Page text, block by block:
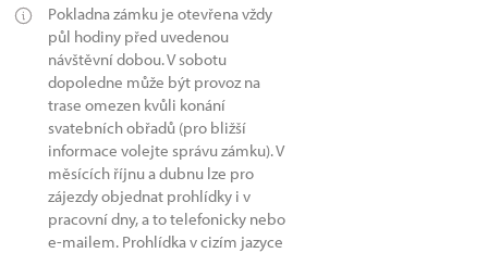
Pokladna zámku je otevřena vždy
půl hodiny před uvedenou
návštěvní dobou. V sobotu
dopoledne může být provoz na
trase omezen kvůli konání
svatebních obřadů (pro bližší
informace volejte správu zámku). V
měsících říjnu a dubnu lze pro
zájezdy objednat prohlídky i v
pracovní dny, a to telefonicky nebo
e-mailem. Prohlídka v cizím jazyce